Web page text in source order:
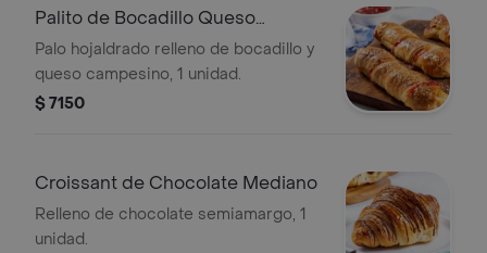
Palito de Bocadillo Queso
Grande
Palo hojaldrado relleno de bocadillo y
queso campesino, 1 unidad.
$ 7150
Croissant de Chocolate Mediano
Relleno de chocolate semiamargo, 1
unidad.